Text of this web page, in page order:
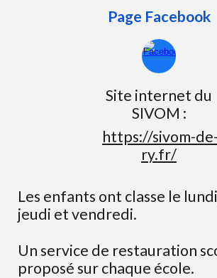
Page Facebook
Site internet du
SIVOM :
https://sivom-de-
ry.fr/
Les enfants ont classe le
jeudi et vendredi.
Un service de restauration
proposé sur chaque école.